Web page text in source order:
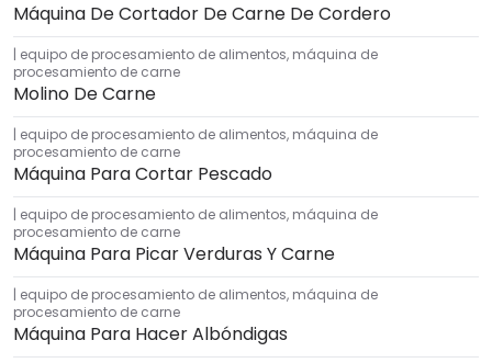
Máquina De Cortador De Carne De Cordero
equipo de procesamiento de alimentos, máquina de
procesamiento de carne
Molino De Carne
equipo de procesamiento de alimentos, máquina de
procesamiento de carne
Máquina Para Cortar Pescado
equipo de procesamiento de alimentos, máquina de
procesamiento de carne
Máquina Para Picar Verduras Y Carne
equipo de procesamiento de alimentos, máquina de
procesamiento de carne
Máquina Para Hacer Albóndigas